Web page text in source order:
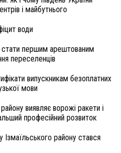
і майбутнього
води
першим арештованим
переселенців
випускникам безоплатних
мови
виявляє ворожі ракети і
професійний розвиток
Ізмаїльського району стався